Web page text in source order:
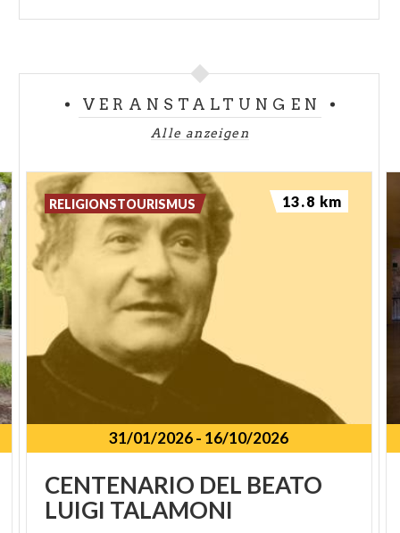
VERANSTALTUNGEN
Alle anzeigen
31/01/2026- 16/10/2026
CENTENARIO DEL BEATO
LUIGI TALAMONI
RELIGIONSTOURISMUS 13.8 km